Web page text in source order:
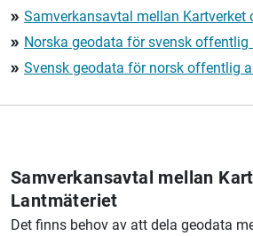
double_arrow Samverkansavtal mellan Kartverket
double_arrow Norska geodata för svensk offentlig
double_arrow Svensk geodata för norsk offentlig
Samverkansavtal mellan
Lantmäteriet
Det finns behov av att dela geodata